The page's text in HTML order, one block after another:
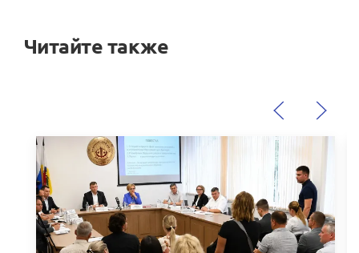
Читайте также